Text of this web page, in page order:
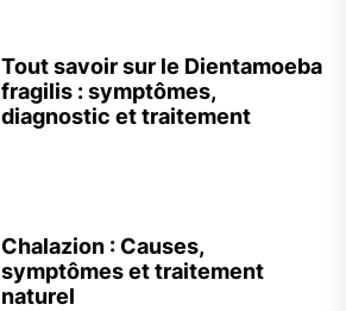
Tout savoir sur le Dientamoeba
fragilis : symptômes,
diagnostic et traitement
Chalazion : Causes,
symptômes et traitement
naturel